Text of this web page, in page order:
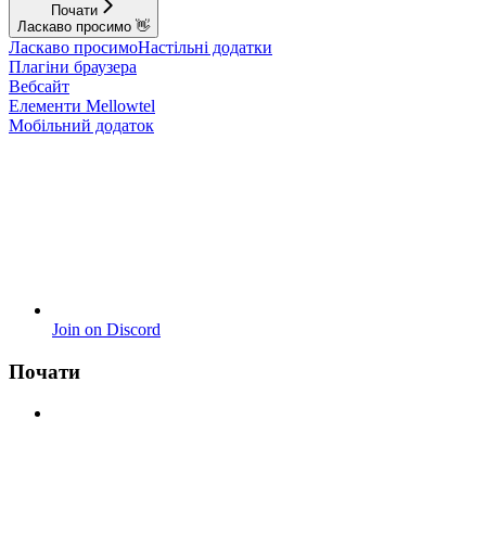
Почати
Ласкаво просимо 👋
Ласкаво просимоНастільні додатки
Плагіни браузера
Вебсайт
Елементи Mellowtel
Мобільний додаток
Join on Discord
Почати